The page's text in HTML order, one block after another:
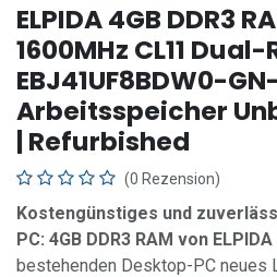
ELPIDA 4GB DDR3
1600MHz CL11 Dual-
EBJ41UF8BDW0-
Arbeitsspeicher
| Refurbished
(0 Rezension)
Kostengünstiges und
PC: 4GB DDR3 RAM von ELPIDA
bestehenden Desktop-PC neues